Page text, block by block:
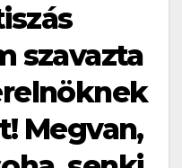
szavazta
Megvan,